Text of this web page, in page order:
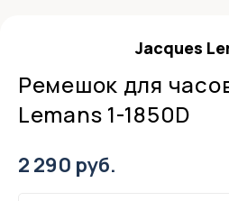
Jacques
Ремешок для
Lemans 1-1850D
2 290 руб.